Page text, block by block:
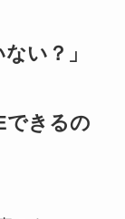
い？」
できるの